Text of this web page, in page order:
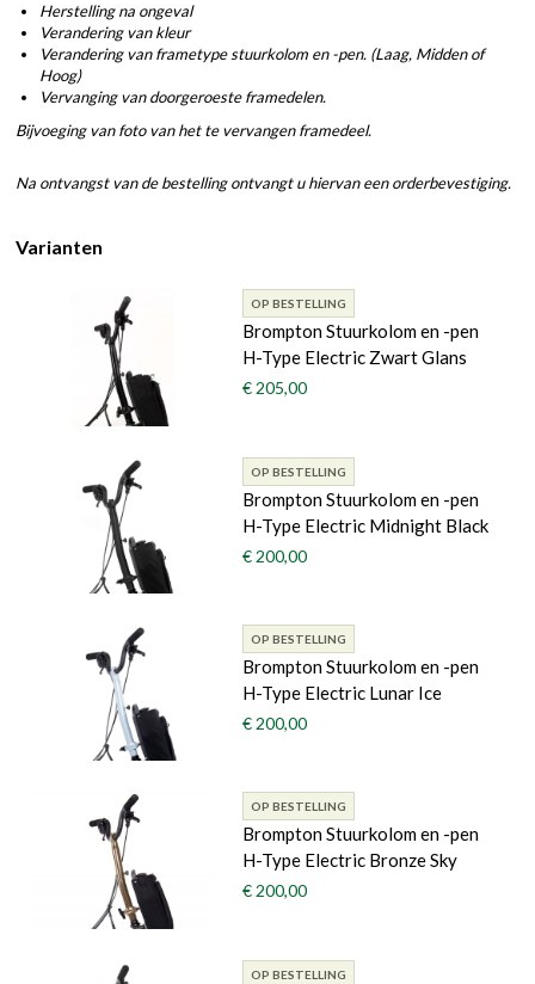
Herstelling na ongeval
Verandering van kleur
Verandering van frametype stuurkolom en -pen. (Laag, Midden of
Hoog)
Vervanging van doorgeroeste framedelen.
Bijvoeging van foto van het te vervangen framedeel.
Na ontvangst van de bestelling ontvangt u hiervan een orderbevestiging.
Varianten
OP BESTELLING
Brompton Stuurkolom en -pen
H-Type Electric Zwart Glans
€ 205,00
OP BESTELLING
Brompton Stuurkolom en -pen
H-Type Electric Midnight Black
€ 200,00
OP BESTELLING
Brompton Stuurkolom en -pen
H-Type Electric Lunar Ice
€ 200,00
OP BESTELLING
Brompton Stuurkolom en -pen
H-Type Electric Bronze Sky
€ 200,00
OP BESTELLING